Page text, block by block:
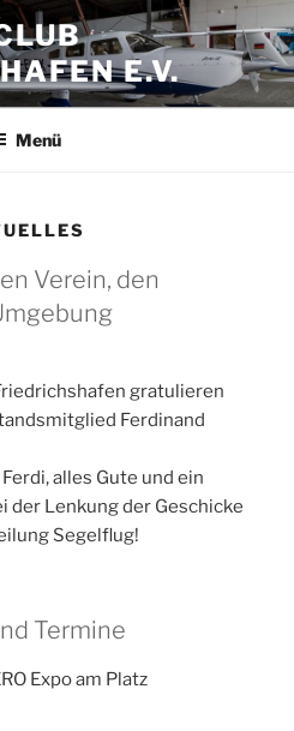
E.V.
Menü
Verein, den
gratulieren
Ferdinand
alles Gute und ein
der Lenkung der Geschicke
Segelflug!
Termine
Expo am Platz